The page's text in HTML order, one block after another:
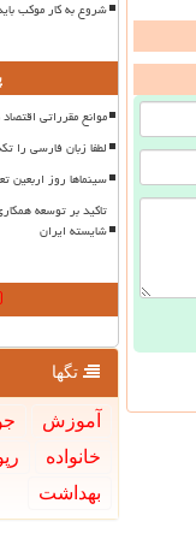
شروع به کار موکب
موانع مقرراتی
لطفا زبان فارسی را
سینماها روز اربعین
تاکید بر توسعه
شایسته ایران
تگها
آموزش
خانواده
بهداشت